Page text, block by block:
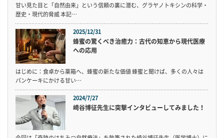
甘い見た目と「自然由来」という信頼の裏に潜む、グラヤノトキシンの科学・
歴史・現代的脅威 本記…
2025/12/31
蜂蜜の驚くべき治癒力：古代の知恵から現代医療
への応用
はじめに：食卓から薬箱へ、蜂蜜の新たな価値 蜂蜜と聞けば、多くの人々は
パンケーキにかける甘い…
2024/7/27
崎谷博征先生に突撃インタビューしてみました！